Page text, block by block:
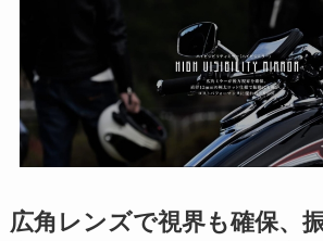
広角レンズで視界も確保、